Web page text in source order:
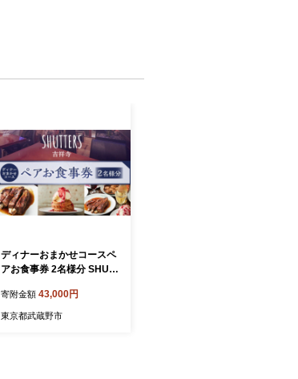
ディナーおまかせコースペ
アお食事券 2名様分 SHUTT
寄附金額 43,000円
東京都武蔵野市